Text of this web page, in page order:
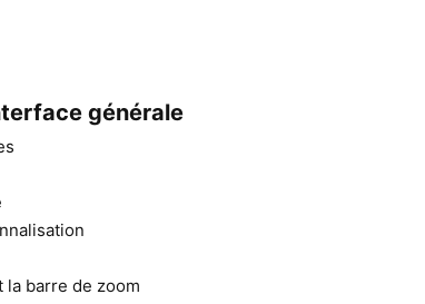
générale
la barre de zoom